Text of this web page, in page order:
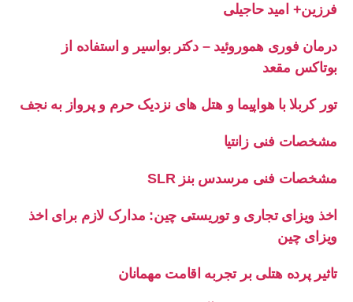
فرزین+ امید حاجیلی
درمان فوری هموروئید – دکتر بواسیر و استفاده از
بوتاکس مقعد
تور کربلا با هواپیما و هتل های نزدیک حرم و پرواز به نجف
مشخصات فنی زانتیا
مشخصات فنی مرسدس بنز SLR
اخذ ویزای تجاری و توریستی چین: مدارک لازم برای اخذ
ویزای چین
تاثیر پرده هتلی بر تجربه اقامت مهمانان